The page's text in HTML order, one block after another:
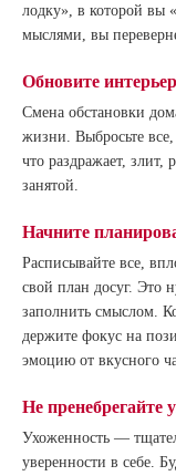
лодку», в которой вы
мыслями, вы
Обновите
Смена обстановки
жизни. Выбросьте
что раздражает, злит,
занятой.
Начните
Расписывайте все,
свой план досуг. Это
заполнить смыслом.
держите фокус на
эмоцию от вкусного
Не пренебрегайте
Ухоженность —
уверенности в себе.